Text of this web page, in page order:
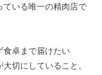
ている唯一の精肉店で
食卓まで届けたい
切にしていること。